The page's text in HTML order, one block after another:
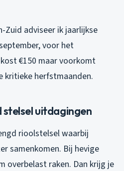
Zuid adviseer ik jaarlijkse
voor het
€150 maar voorkomt
kritieke herfstmaanden.
uitdagingen
rioolstelsel waarbij
samenkomen. Bij hevige
overbelast raken. Dan krijg je